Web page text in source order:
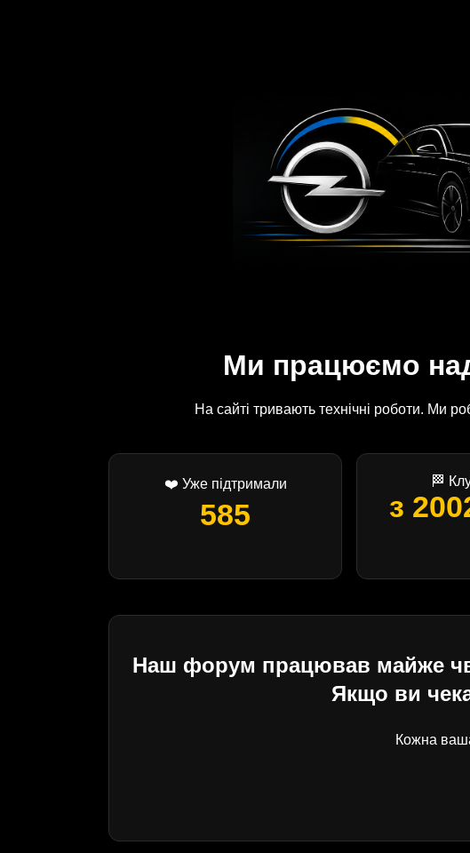
Ми працюємо
На сайті тривають технічні роботи.
❤️ Уже підтримали
585
🏁
з
Наш форум працював майже
Якщо ви
Кожна